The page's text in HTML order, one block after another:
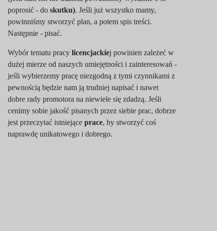
poprosić - do skutku). Jeśli już wszystko mamy,
powinniśmy stworzyć plan, a potem spis treści.
Następnie - pisać.
Wybór tematu pracy licencjackiej powinien zależeć w
dużej mierze od naszych umiejętności i zainteresowań -
jeśli wybierzemy pracę niezgodną z tymi czynnikami z
pewnością będzie nam ją trudniej napisać i nawet
dobre rady promotora na niewiele się zdadzą. Jeśli
cenimy sobie jakość pisanych przez siebie prac, dobrze
jest przeczytać istniejące prace, by stworzyć coś
naprawdę unikatowego i dobrego.